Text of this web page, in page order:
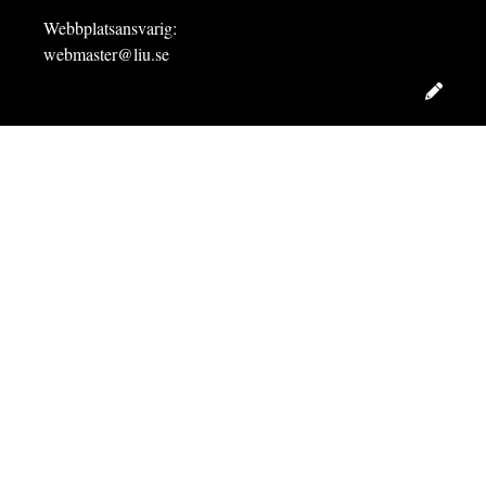
Webbplatsansvarig:
webmaster@liu.se